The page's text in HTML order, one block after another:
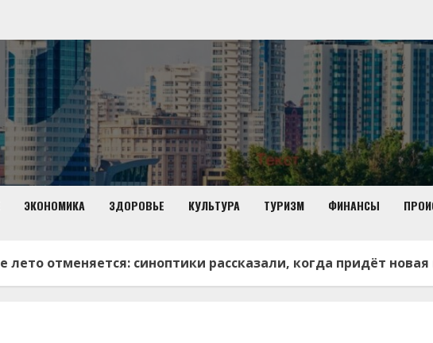
ЭКОНОМИКА ЗДОРОВЬЕ КУЛЬТУРА ТУРИЗМ ФИНАНСЫ
лето отменяется: синоптики рассказали, когда придёт